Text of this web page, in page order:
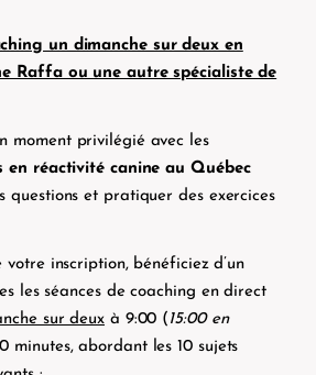
un dimanche sur deux en
Raffa ou une autre spécialiste de
moment privilégié avec les
en réactivité canine au Québec
questions et pratiquer des exercices
votre inscription,bénéficiez d’un
les séances de coaching en direct
sur deux à 9:00 ( 15:00 en
minutes, abordant les 10 sujets